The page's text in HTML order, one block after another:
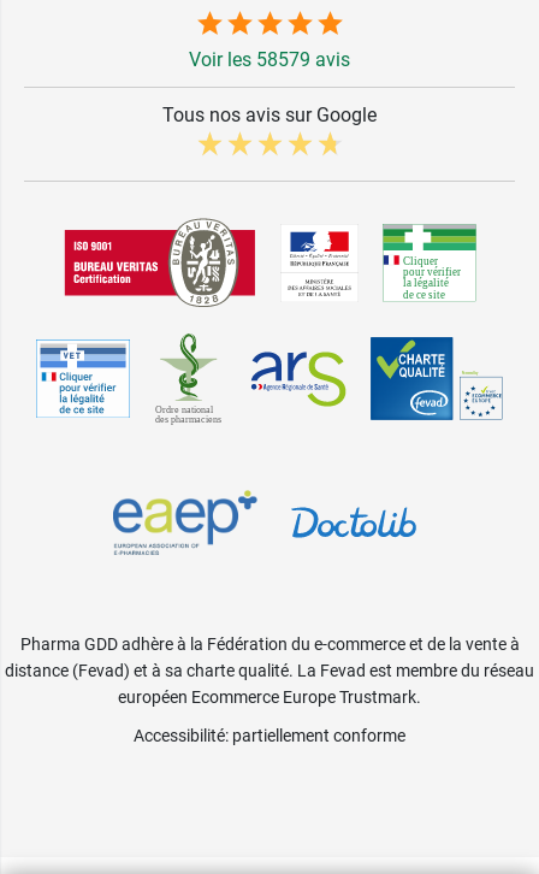
Voir les 58579 avis
Tous nos avis sur Google
Pharma GDD adhère à la Fédération du e-commerce et de la vente à
distance (Fevad) et à sa charte qualité. La Fevad est membre du réseau
européen Ecommerce Europe Trustmark.
Accessibilité: partiellement conforme